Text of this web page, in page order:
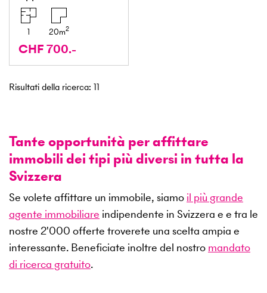
1 20m2
CHF 700.-
Risultati della ricerca: 11
Tante opportunità per affittare
immobili dei tipi più diversi in tutta la
Svizzera
Se volete affittare un immobile, siamo il più grande
agente immobiliare indipendente in Svizzera e e tra le
nostre 2'000 offerte troverete una scelta ampia e
interessante. Beneficiate inoltre del nostro mandato
di ricerca gratuito.